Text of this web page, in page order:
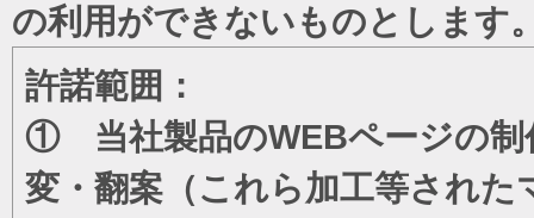
の利用ができないものとします
許諾範囲：
① 当社製品のWEBページの制
変・翻案（これら加工等され